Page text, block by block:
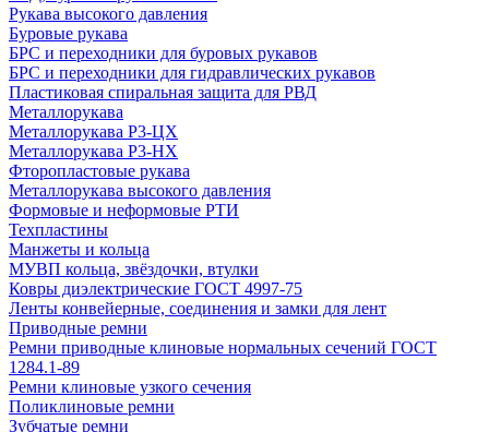
Рукава высокого давления
Буровые рукава
БРС и переходники для буровых рукавов
БРС и переходники для гидравлических рукавов
Пластиковая спиральная защита для РВД
Металлорукава
Металлорукава Р3-ЦХ
Металлорукава Р3-НХ
Фторопластовые рукава
Металлорукава высокого давления
Формовые и неформовые РТИ
Техпластины
Манжеты и кольца
МУВП кольца, звёздочки, втулки
Ковры диэлектрические ГОСТ 4997-75
Ленты конвейерные, соединения и замки для лент
Приводные ремни
Ремни приводные клиновые нормальных сечений ГОСТ
1284.1-89
Ремни клиновые узкого сечения
Поликлиновые ремни
Зубчатые ремни